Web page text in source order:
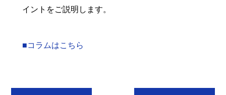
イントをご説明します。
■コラムはこちら